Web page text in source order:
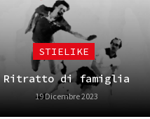
STIELIKE
Ritratto di famiglia
19 Dicembre 2023